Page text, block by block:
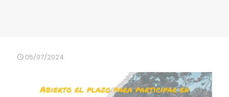
05/07/2024